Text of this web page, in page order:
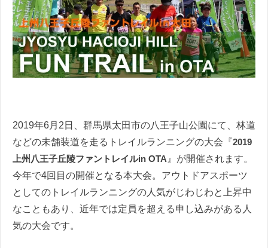
2019年6月2日、群馬県太田市の八王子山公園にて、林道
などの未舗装道を走るトレイルランニングの大会『2019
上州八王子丘陵ファントレイルin OTA 』が開催されます。
今年で4回目の開催となる本大会。アウトドアスポーツ
としてのトレイルランニングの人気がじわじわと上昇中
なこともあり、近年では定員を超える申し込みがある人
気の大会です。